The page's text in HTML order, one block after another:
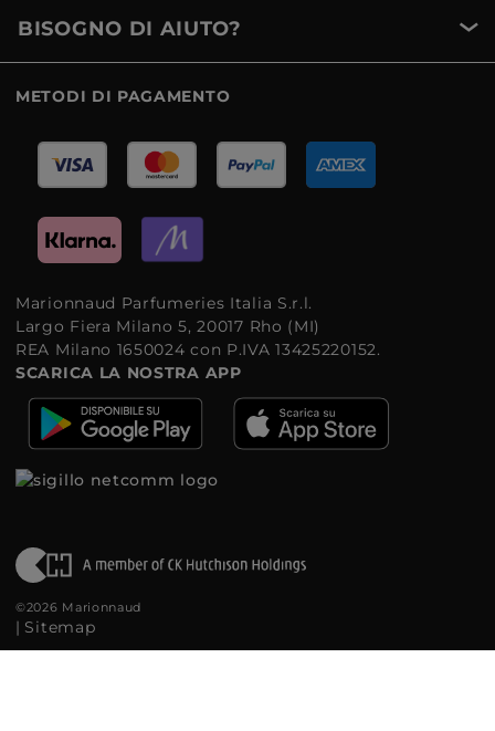
BISOGNO DI AIUTO?
METODI DI PAGAMENTO
Marionnaud Parfumeries Italia S.r.l.
Largo Fiera Milano 5, 20017 Rho (MI)
REA Milano 1650024 con P.IVA 13425220152.
SCARICA LA NOSTRA APP
©2026 Marionnaud
| Sitemap